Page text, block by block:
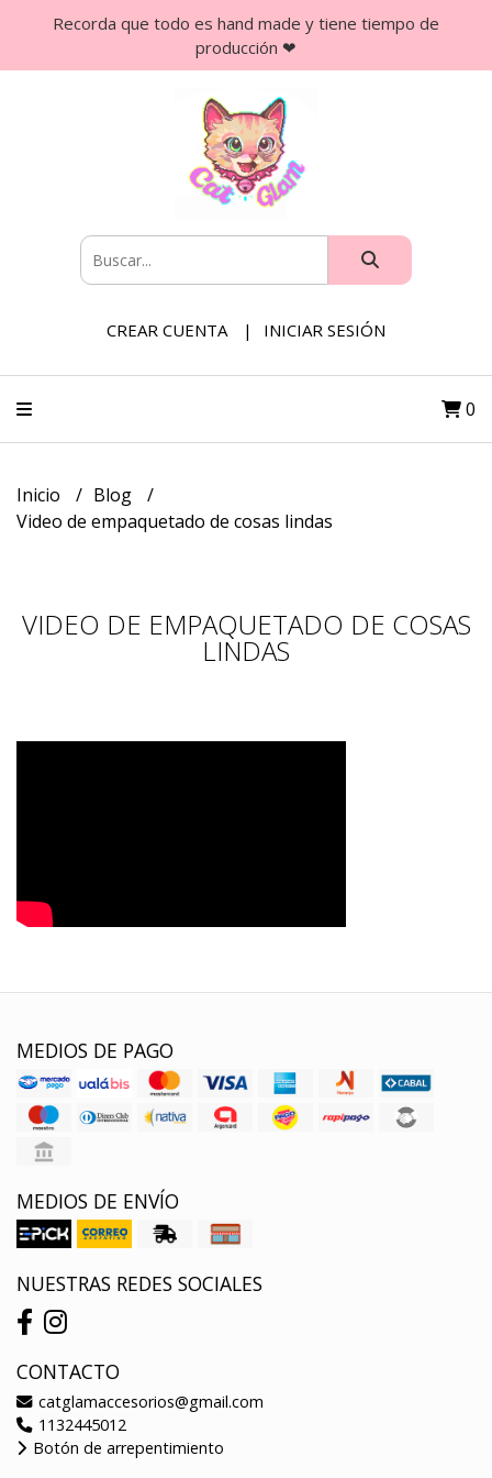
Recorda que todo es hand made y tiene tiempo de
producción ❤
CREAR CUENTA INICIAR SESIÓN
0
Inicio
Blog
Video de empaquetado de cosas lindas
VIDEO DE EMPAQUETADO DE COSAS
LINDAS
MEDIOS DE PAGO
MEDIOS DE ENVÍO
NUESTRAS REDES SOCIALES
CONTACTO
catglamaccesorios@gmail.com
1132445012
Botón de arrepentimiento